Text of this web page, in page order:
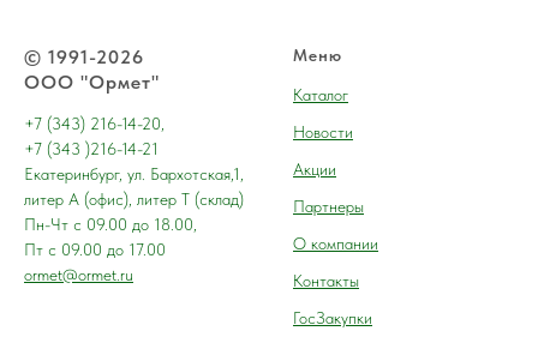
© 1991-2026
ООО "Ормет"
+7 (343) 216-14-20,
+7 (343 )216-14-21
Екатеринбург, ул. Бархотская,1,
литер А (офис), литер Т (склад)
Пн-Чт с 09.00 до 18.00,
Пт с 09.00 до 17.00
ormet@ormet.ru
Меню
Каталог
Новости
Акции
Партнеры
О компании
Контакты
ГосЗакупки